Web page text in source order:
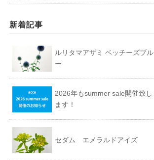
新着記事
ルリタマアザミ ベッチーズブル
ー
2026年もsummer sale開催致し
ます！
セダム エメラルドアイズ